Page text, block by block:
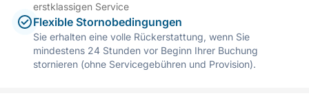
erstklassigen Service
Flexible Stornobedingungen
Sie erhalten eine volle Rückerstattung, wenn Sie
mindestens 24 Stunden vor Beginn Ihrer Buchung
stornieren (ohne Servicegebühren und Provision).